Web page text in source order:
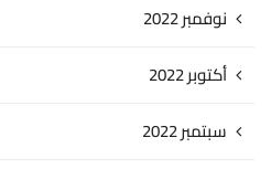
نوفمبر 2022
أكتوبر 2022
سبتمبر 2022